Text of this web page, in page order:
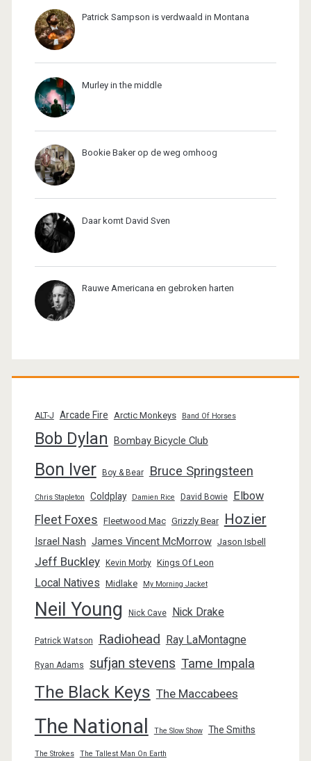
Patrick Sampson is verdwaald in Montana
Murley in the middle
Bookie Baker op de weg omhoog
Daar komt David Sven
Rauwe Americana en gebroken harten
ALT-J Arcade Fire Arctic Monkeys Band Of Horses
Bob Dylan Bombay Bicycle Club
Bon Iver Boy & Bear Bruce Springsteen
Chris Stapleton Coldplay Damien Rice David Bowie Elbow
Fleet Foxes Fleetwood Mac Grizzly Bear Hozier
Israel Nash James Vincent McMorrow Jason Isbell
Jeff Buckley Kevin Morby Kings Of Leon
Local Natives Midlake My Morning Jacket
Neil Young Nick Cave Nick Drake
Patrick Watson Radiohead Ray LaMontagne
Ryan Adams sufjan stevens Tame Impala
The Black Keys The Maccabees
The National The Slow Show The Smiths
The Strokes The Tallest Man On Earth